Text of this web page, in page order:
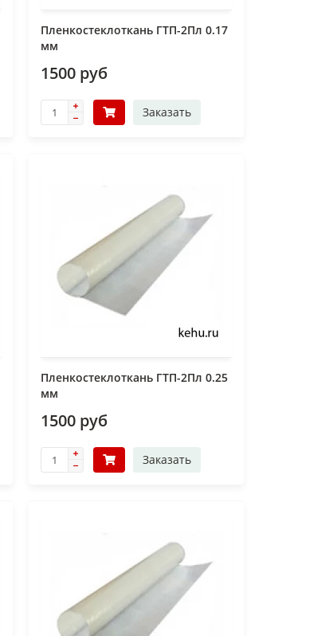
Пленкостеклоткань ГТП-2Пл 0.17
мм
1500 руб
Заказать
Пленкостеклоткань ГТП-2Пл 0.25
мм
1500 руб
Заказать